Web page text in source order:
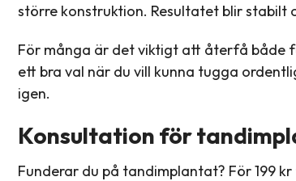
större konstruktion. Resultatet blir
För många är det viktigt att återfå både
ett bra val när du vill kunna tugga
igen.
Konsultation för
Funderar du på tandimplantat? För 199